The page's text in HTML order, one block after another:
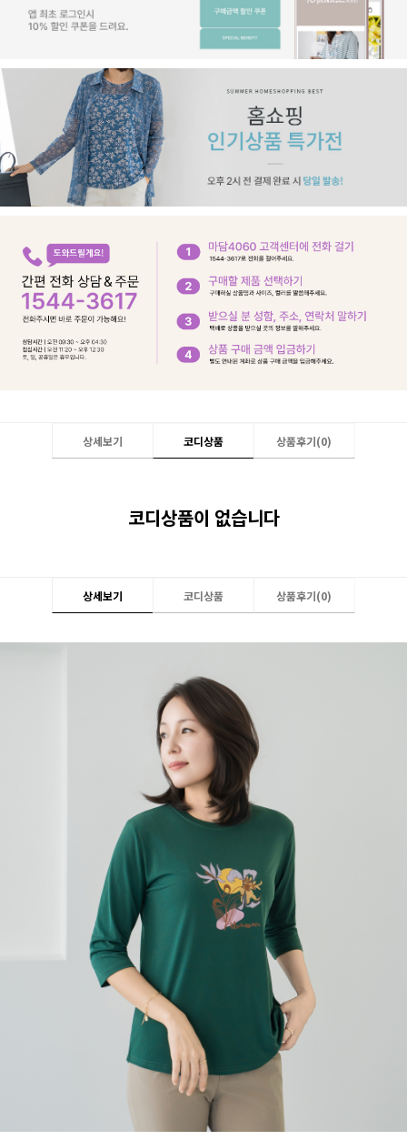
상세보기 코디상품 상품후기(0)
코디상품이 없습니다
상세보기 코디상품 상품후기(0)